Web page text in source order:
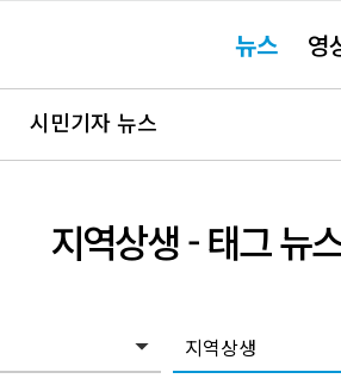
요뉴스 영
시민기자 뉴스
지역상생- 태그 뉴